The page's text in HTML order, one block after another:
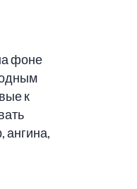
фоне
к
ангина,